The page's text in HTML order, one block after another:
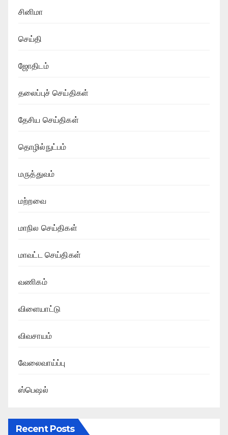
சினிமா
செய்தி
ஜோதிடம்
தலைப்புச் செய்திகள்
தேசிய செய்திகள்
தொழில்நுட்பம்
மருத்துவம்
மற்றவை
மாநில செய்திகள்
மாவட்ட செய்திகள்
வணிகம்
விளையாட்டு
விவசாயம்
வேலைவாய்ப்பு
ஸ்பெஷல்
Recent Posts